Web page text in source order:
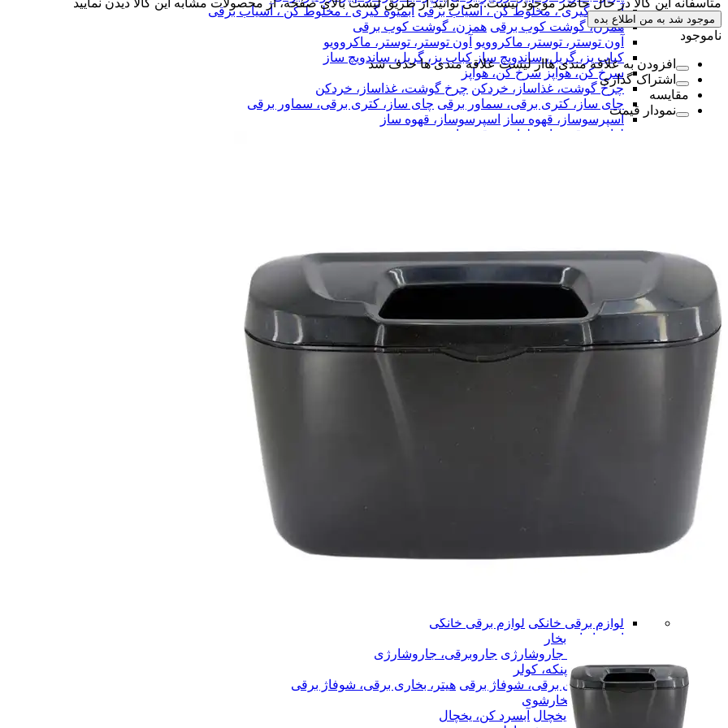
آبمیوه گیری ، مخلوط کن ، آسیاب برقی آبمیوه گیری ، مخلوط کن ، آسیاب برقی
همزن، گوشت کوب برقی همزن، گوشت کوب برقی
آون توستر، توستر، ماکروویو آون توستر، توستر، ماکروویو
کباب پز، گریل، ساندویچ ساز کباب پز، گریل، ساندویچ ساز
سرخ کن، هواپز سرخ کن، هواپز
چرخ گوشت، غذاساز، خردکن چرخ گوشت، غذاساز، خردکن
چای ساز، کتری برقی، سماور برقی چای ساز، کتری برقی، سماور برقی
اسپرسوساز، قهوه ساز
اسپرسوساز، قهوه ساز
لوازم برقی خاص
لوازم برقی خاص
پیشبند، دم کنی و دستمال آشپزخانه
پیشبند، دم کنی و دستمال آشپزخانه
سرویس جهیزیه پلاسکو
سرویس جهیزیه پلاسکو
همه دسته بندی های لوازم آشپزخانه
لوازم برقی خانگی لوازم برقی خانگی
اتو بخار
اتو بخار
جاروبرقی، جاروشارژی جاروبرقی، جاروشارژی
پنکه، کولر پنکه، کولر
هیتر، بخاری برقی، شوفاژ برقی هیتر، بخاری برقی، شوفاژ برقی
بخارشوی
بخارشوی
آبسرد کن، یخچال آبسرد کن، یخچال
موجود شد به من اطلاع بده
ناموجود
افزودن به علاقه مندی هااز لیست علاقه مندی ها حذف شد
اشتراک گذاری
مقایسه
نمودار قیمت